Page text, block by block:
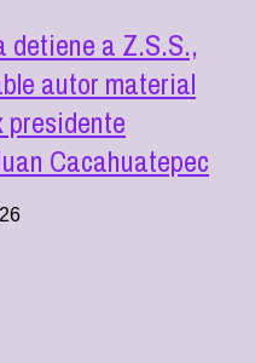
detiene a Z.S.S.,
autor material
presidente
Cacahuatepec